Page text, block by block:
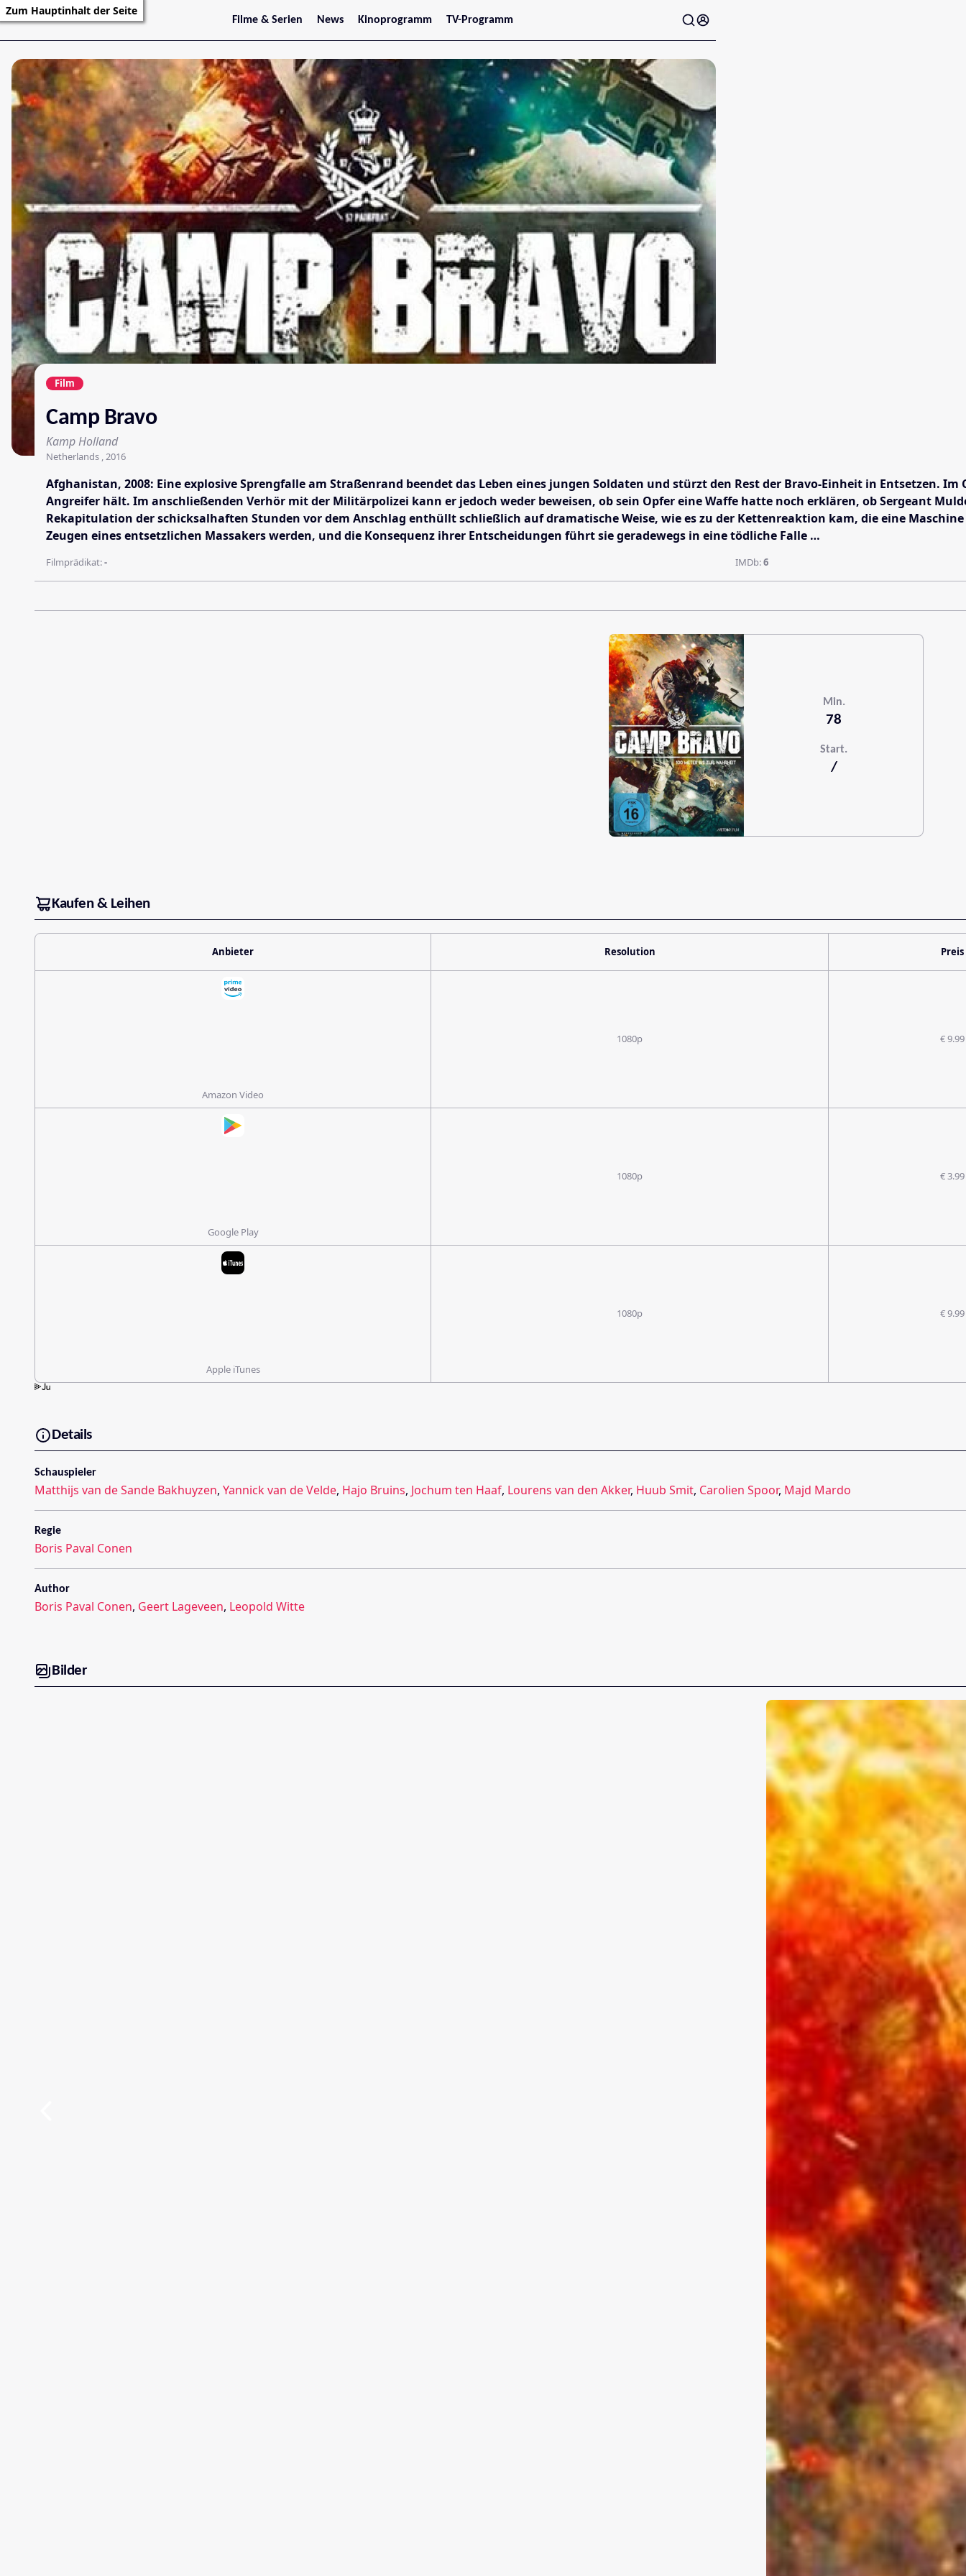
Zum Hauptinhalt der Seite
Filme & Serien
Trailer
Filmarchiv
Serienarchiv
News
Stars
Kinoprogramm
Jetzt im Kino
Niederösterreich
Oberösterreich
Steiermark
Burgenland
Kärnten
Salzburg
Tirol
Vorarlberg
TV-Programm
Film
Camp Bravo
Kamp Holland
Netherlands , 2016
Afghanistan, 2008: Eine explosive Sprengfalle am Straßenrand beendet das Leben eines jungen Soldaten und stürzt den Rest der Bravo-Einheit in Entsetzen.
Angreifer hält. Im anschließenden Verhör mit der Militärpolizei kann er jedoch weder beweisen, ob sein Opfer eine Waffe hatte noch erklären, ob Sergeant
Rekapitulation der schicksalhaften Stunden vor dem Anschlag enthüllt schließlich auf dramatische Weise, wie es zu der Kettenreaktion kam, die eine
Zeugen eines entsetzlichen Massakers werden, und die Konsequenz ihrer Entscheidungen führt sie geradewegs in eine tödliche Falle …
Filmprädikat:- IMDb:6
Min.
78
Start.
/
Kaufen & Leihen
Anbieter Resolution Preis
Amazon Video
1080p € 9.99
Google Play
1080p € 3.99
Apple iTunes
1080p € 9.99
Details
Schauspieler
Matthijs van de Sande Bakhuyzen, Yannick van de Velde, Hajo Bruins, Jochum ten Haaf, Lourens van den Akker, Huub Smit, Carolien Spoor, Majd Mardo
Regie
Boris Paval Conen
Author
Boris Paval Conen, Geert Lageveen, Leopold Witte
Bilder